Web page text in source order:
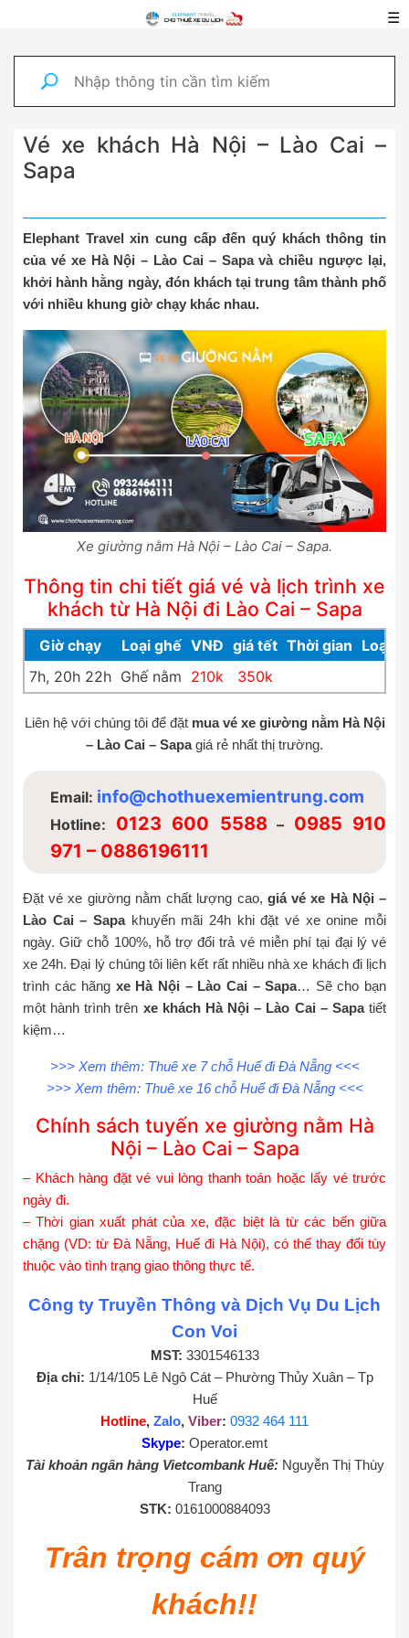
☰
Vé xe khách Hà Nội – Lào Cai –
Sapa
Elephant Travel xin cung cấp đến quý khách thông tin
của vé xe Hà Nội – Lào Cai – Sapa và chiều ngược lại,
khởi hành hằng ngày, đón khách tại trung tâm thành phố
với nhiều khung giờ chạy khác nhau.
Xe giường nằm Hà Nội – Lào Cai – Sapa.
Thông tin chi tiết giá vé và lịch trình xe
khách từ Hà Nội đi Lào Cai – Sapa
Giờ chạy Loại ghế VNĐ giá tết Thời gian Loại
7h, 20h 22h Ghế nằm 210k 350k
Liên hệ với chúng tôi để đặt mua vé xe giường nằm Hà Nội
– Lào Cai – Sapagiá rẻ nhất thị trường.
Email: info@chothuexemientrung.com
Hotline: 0123 600 5588– 0985 910
971 – 0886196111
Đặt vé xe giường nằm chất lượng cao, giá vé xe Hà Nội –
Lào Cai – Sapa khuyến mãi 24h khi đặt vé xe onine mỗi
ngày. Giữ chỗ 100%, hỗ trợ đổi trả vé miễn phí tại đại lý vé
xe 24h. Đại lý chúng tôi liên kết rất nhiều nhà xe khách đi lịch
trình các hãng xe Hà Nội – Lào Cai – Sapa… Sẽ cho bạn
một hành trình trên xe khách Hà Nội – Lào Cai – Sapatiết
kiệm…
>>> Xem thêm: Thuê xe 7 chỗ Huế đi Đà Nẵng<<<
>>> Xem thêm: Thuê xe 16 chỗ Huế đi Đà Nẵng<<<
Chính sách tuyến xe giường nằm Hà
Nội – Lào Cai – Sapa
– Khách hàng đặt vé vui lòng thanh toán hoặc lấy vé trước
ngày đi.
– Thời gian xuất phát của xe, đặc biệt là từ các bến giữa
chặng (VD: từ Đà Nẵng, Huế đi Hà Nội), có thể thay đổi tùy
thuộc vào tình trạng giao thông thực tế.
Công ty Truyền Thông và Dịch Vụ Du Lịch
Con Voi
MST: 3301546133
Địa chỉ: 1/14/105 Lê Ngô Cát – Phường Thủy Xuân – Tp
Huế
Hotline, Zalo, Viber: 0932 464 111
Skype: Operator.emt
Tài khoản ngân hàng Vietcombank Huế: Nguyễn Thị Thùy
Trang
STK: 0161000884093
Trân trọng cám ơn quý
khách!!